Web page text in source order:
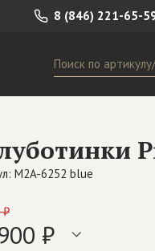
8 (846) 221-65-
Другое
M2A-6252 blue
₽
₽